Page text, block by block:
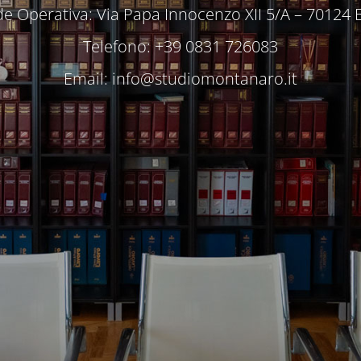
Operativa: Via Papa Innocenzo XII 5/A – 70124
Telefono: +39 0831 726083
Email:info@studiomontanaro.it